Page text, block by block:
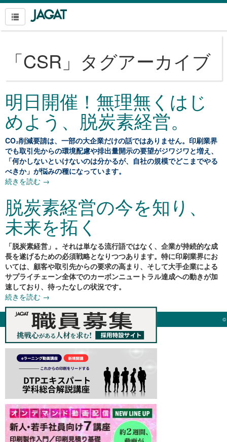
「CSR 」タグアーカイブ
明日開催！無理無くはじ
めよう、脱炭素経営。
CO₂削減要請は、一部の大企業だけの話ではありません。印刷業界
でも取引先からの環境配慮や排出量開示の要望がジワジワと増え、
「何かしないといけないのは分かるが、自社の規模でどこまでやる
べきか」が悩みの種になっています。
続きを読む →
脱炭素経営の今を知り、
未来を拓く
「脱炭素経営」。それは単なる流行語ではなく、企業が持続的な成
長を遂げるための必須戦略となりつつあります。特に印刷業界にお
いては、顧客や取引先からの要求の高まり、そして大手企業による
サプライチェーン全体でのカーボンニュートラル達成への動きが加
速しており、待ったなしの状況です。
続きを読む →
©